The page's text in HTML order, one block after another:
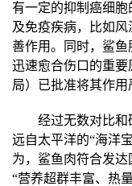
有一定的抑制癌细
及免疫疾病，比如风
善作用。同时，鲨
迅速愈合伤口的重
局）已批准将其作用
经过无数对比和
远自太平洋的“海洋
为，鲨鱼肉符合发达
“营养超群丰富、热